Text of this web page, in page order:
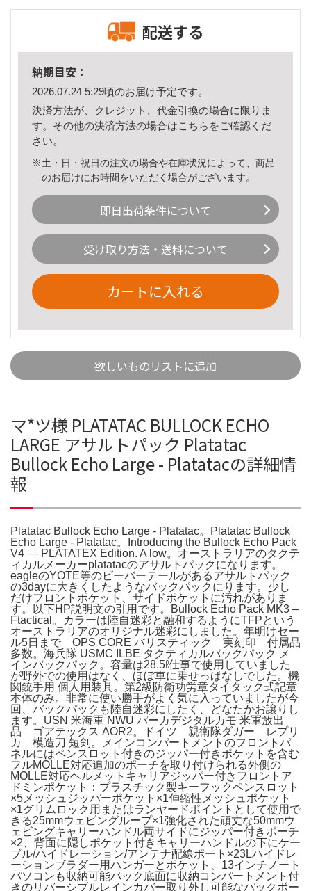
配送する
納期目安：
2026.07.24 5:29頃のお届け予定です。
決済方法が、クレジット、代金引換の場合に限りま
す。その他の決済方法の場合はこちら をご確認くだ
さい。
※土・日・祝日の注文の場合や在庫状況によって、商品
のお届けにお時間をいただく場合がございます。
即日出荷条件について
受け取り方法・送料について
カートに入れる
欲しいものリストに追加
マ*ツ様 PLATATAC BULLOCK ECHO
LARGE アサルトパック Platatac
Bullock Echo Large - Platatacの詳細情
報
Platatac Bullock Echo Large - Platatac。Platatac Bullock
Echo Large - Platatac。Introducing the Bullock Echo Pack
V4 — PLATATEX Edition. A low。オーストラリアのタクテ
ィカルメーカーplatatacのアサルトパックになります。
eagleのYOTE等のビーバーテールがあるアサルトパック
の3dayに大きくしたようなバックパックにります。少し
だけフロントポケット、サイドポケットに汚れがありま
す。以下HP説明文の引用です。Bullock Echo Pack MK3 –
Ftactical。カラーは陸自迷彩と融和するようにTFPという
オーストラリアのオリジナル迷彩にしました。年明けセー
ル5日まで OPS CORE バリスティック 実刻印 付属品
多数。海兵隊 USMC ILBE タクティカルバックパック メ
インバックパック。容量は28.5ℓ仕事で使用していました
が野外での使用はなく、ほぼ車に乗せっぱなしでした。機
関銃手用 個人用装具。第2級防衛功労章タイタック式記章
本体のみ。非常に使い勝手がよく気に入っていましたが今
回、バックパックも陸自迷彩にしたく、どなたかお譲りし
ます。USN 米海軍 NWU パーカデジタルカモ 米軍放出
品 ゴアテックス AOR2。ドイツ 親衛隊ダガー レプリ
カ 模造刀 短剣。メインコンパートメントのフロントパ
ネルにはペンスロット付きのジッパー付きポケットを含む
フルMOLLE対応追加のポーチを取り付けられる外側の
MOLLE対応ヘルメットキャリアジッパー付きフロントア
ドミンポケット：プラスチック製キーフックペンスロット
×5メッシュジッパーポケット×1伸縮性メッシュポケット
×1グリムロック用またはランヤードポイントとして使用で
きる25mmウェビングループ×1強化された頑丈な50mmウ
ェビングキャリーハンドル両サイドにジッパー付きポーチ
×2、背面に隠しポケット付きキャリーハンドルの下にケー
ブル/ハイドレーション/アンテナ配線ポート×23Lハイドレ
ーションブラダー用ハンガーとポケット、13インチノート
パソコンも収納可能パック底面に収納コンパートメント付
きのリバーシブルレインカバー取り外し可能なパックボー